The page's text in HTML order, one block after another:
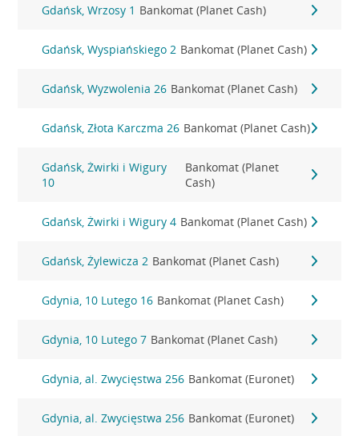
Gdańsk, Wrzosy 1 Bankomat (Planet Cash)
Gdańsk, Wyspiańskiego 2 Bankomat (Planet Cash)
Gdańsk, Wyzwolenia 26 Bankomat (Planet Cash)
Gdańsk, Złota Karczma 26 Bankomat (Planet Cash)
Gdańsk, Żwirki i Wigury
10
Bankomat (Planet
Cash)
Gdańsk, Żwirki i Wigury 4 Bankomat (Planet Cash)
Gdańsk, Żylewicza 2 Bankomat (Planet Cash)
Gdynia, 10 Lutego 16 Bankomat (Planet Cash)
Gdynia, 10 Lutego 7 Bankomat (Planet Cash)
Gdynia, al. Zwycięstwa 256 Bankomat (Euronet)
Gdynia, al. Zwycięstwa 256 Bankomat (Euronet)